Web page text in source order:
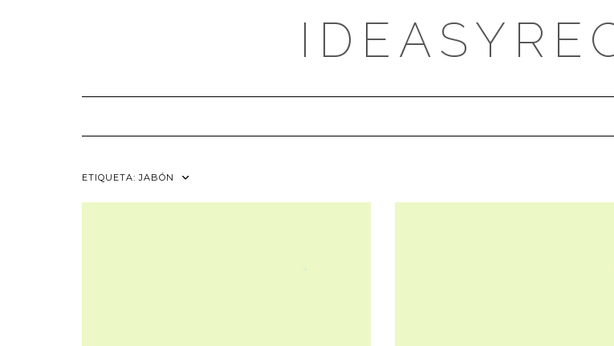
ETIQUETA:JABÓN